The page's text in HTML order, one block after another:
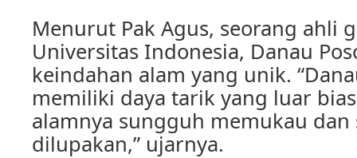
Menurut Pak Agus, seorang ahli
Universitas Indonesia, Danau
keindahan alam yang unik.
memiliki daya tarik yang luar
alamnya sungguh memukau
dilupakan,” ujarnya.